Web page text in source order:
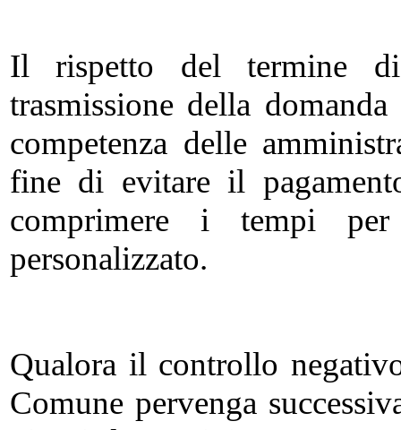
Il rispetto del termine
trasmissione della
competenza delle
fine di evitare il
comprimere i tempi
personalizzato.
Qualora il controllo
Comune pervenga